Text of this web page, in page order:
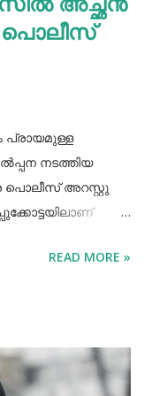
പൊലീസ്
പ്രായമുള്ള
നടത്തിയ
പൊലീസ് അറസ്റ്റു
തേനി
ഒരു ലക്ഷം
READ MORE »